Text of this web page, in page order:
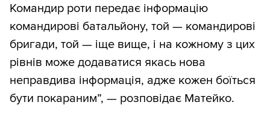
Командир роти передає інформацію
командирові батальйону, той — командирові
бригади, той — іще вище, і на кожному з цих
рівнів може додаватися якась нова
неправдива інформація, адже кожен боїться
бути покараним”, — розповідає Матейко.